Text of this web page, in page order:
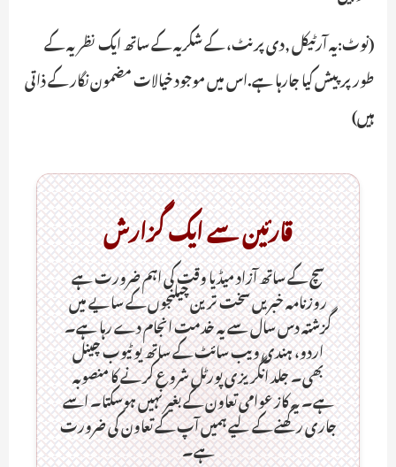
(نوٹ:یہ آرٹیکل ,دی پرنٹ، کے شکریہ کے ساتھ ایک نظریہ کے
طور پر پیش کیا جارہا ہے.اس میں موجود خیالات مضمون نگار کے ذاتی
ہیں)
قارئین سے ایک گزارش
سچ کے ساتھ آزاد میڈیا وقت کی اہم ضرورت ہےـ
روزنامہ خبریں سخت ترین چیلنجوں کے سایے میں
گزشتہ دس سال سے یہ خدمت انجام دے رہا ہے۔
اردو، ہندی ویب سائٹ کے ساتھ یو ٹیوب چینل
بھی۔ جلد انگریزی پورٹل شروع کرنے کا منصوبہ
ہے۔ یہ کاز عوامی تعاون کے بغیر نہیں ہوسکتا۔ اسے
جاری رکھنے کے لیے ہمیں آپ کے تعاون کی ضرورت
ہے۔